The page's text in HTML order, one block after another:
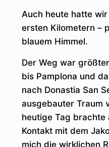
Auch heute hatte
ersten Kilometern –
blauem Himmel.
Der Weg war
bis Pamplona und
nach Donastia San
ausgebauter Traum
heutige Tag brachte
Kontakt mit dem
mich die wirklichen